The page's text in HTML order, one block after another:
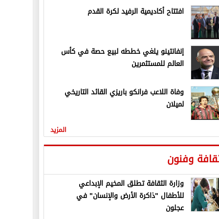
افتتاح أكاديمية الرفيد لكرة القدم
إنفانتينو يلغي خططه لبيع حصة في كأس
العالم للمستثمرين
وفاة اللاعب فرانكو باريزي القائد التاريخي
لميلان
المزيد
وفنون
وزارة الثقافة تطلق المخيم الإبداعي
للأطفال "ذاكرة الأرض والإنسان" في
عجلون